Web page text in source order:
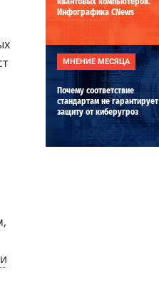
Инфографика CNews
МНЕНИЕ МЕСЯЦА
Почему соответствие
стандартам не гарантирует
защиту от киберугроз